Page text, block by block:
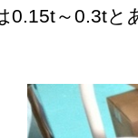
0.15t～0.3tと